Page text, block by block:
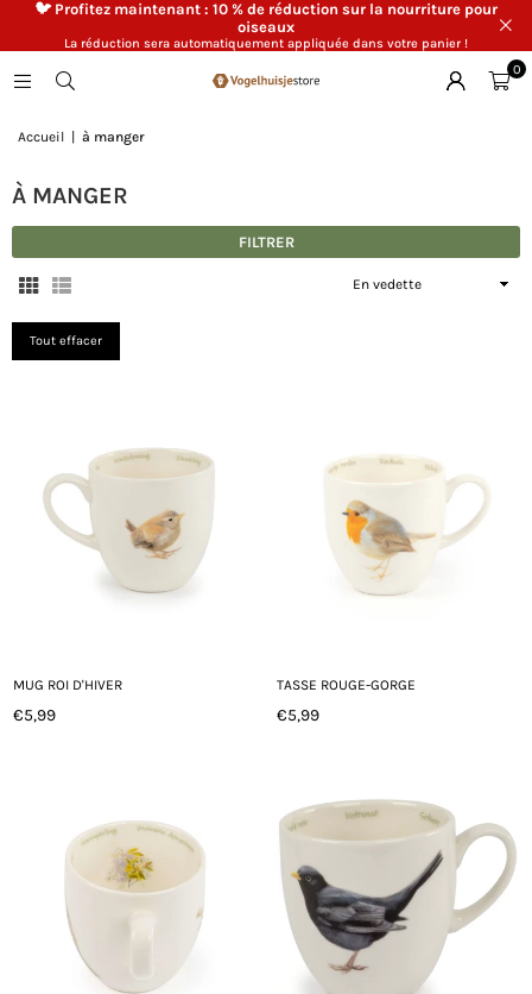
🐦 Profitez maintenant : 10 % de réduction sur la nourriture pour
oiseaux
La réduction sera automatiquement appliquée dans votre panier !
0
Accueil à manger
À MANGER
FILTRER
Appliquer
Tout effacer
MUG ROI D'HIVER
Prix
€5,99
TASSE ROUGE-GORGE
Prix
€5,99